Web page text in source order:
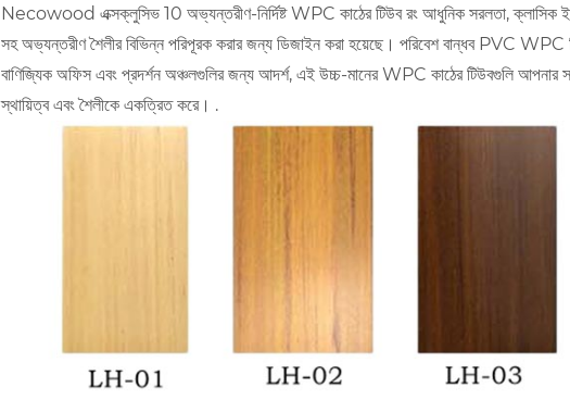
Necowood এক্সক্লুসিভ 10 অভ্যন্তরীণ-নির্দিষ্ট WPC কাঠের টিউব রং আধুনিক সরলতা, ক্লাসিক
সহ অভ্যন্তরীণ শৈলীর বিভিন্ন পরিপূরক করার জন্য ডিজাইন করা হয়েছে। পরিবেশ বান্ধব PVC WPC
বাণিজ্যিক অফিস এবং প্রদর্শন অঞ্চলগুলির জন্য আদর্শ, এই উচ্চ-মানের WPC কাঠের টিউবগুলি আপনার
স্থায়িত্ব এবং শৈলীকে একত্রিত করে। .